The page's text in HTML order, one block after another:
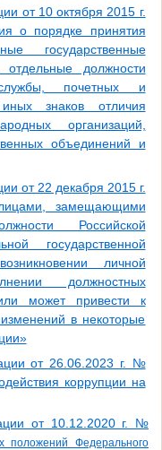
от 10 октября 2015 г.
о порядке принятия
государственные
должности
службы, почетных и
знаков отличия
организаций,
объединений и
от 22 декабря 2015 г.
замещающими
Российской
государственной
личной
должностных
может привести к
в некоторые
от 26.06.2023 г. №
коррупции на
от 10.12.2020 г. №
Федерального